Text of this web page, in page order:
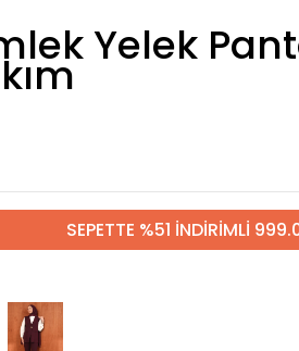
Yelek
SEPETTE %51 İNDİRİMLİ